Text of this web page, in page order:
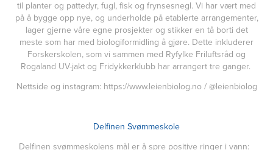
til planter og pattedyr, fugl, fisk og frynsesnegl. Vi har vært med
på å bygge opp nye, og underholde på etablerte arrangementer,
lager gjerne våre egne prosjekter og stikker en tå borti det
meste som har med biologiformidling å gjøre. Dette inkluderer
Forskerskolen, som vi sammen med Ryfylke Friluftsråd og
Rogaland UV-jakt og Fridykkerklubb har arrangert tre ganger.
Nettside og instagram: https://www.leienbiolog.no/ @leienbiolog
Delfinen Svømmeskole
Delfinen svømmeskolens mål er å spre positive ringer i vann: